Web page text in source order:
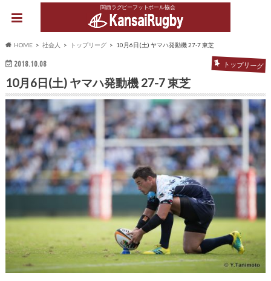
関西ラグビーフットボール協会
HOME 社会人 トップリーグ 10月6日(土) ヤマハ発動機 27-7 東芝
2018.10.08 トップリーグ
10月6日(土) ヤマハ発動機 27-7 東芝